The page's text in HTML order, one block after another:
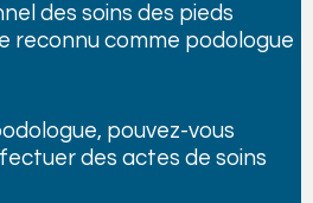
des soins des pieds
reconnu comme podologue
pouvez-vous
des actes de soins